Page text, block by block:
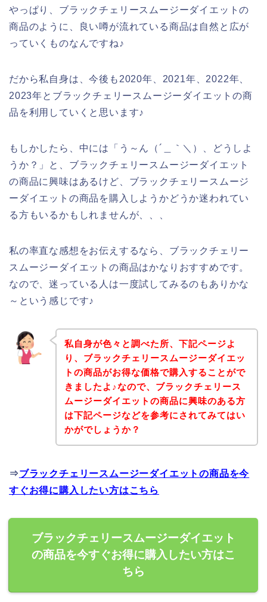
やっぱり、ブラックチェリースムージーダイエットの
商品のように、良い噂が流れている商品は自然と広が
っていくものなんですね♪
だから私自身は、今後も2020年、2021年、2022年、
2023年とブラックチェリースムージーダイエットの商
品を利用していくと思います♪
もしかしたら、中には「う～ん（´＿｀＼）、どうしよ
うか？」と、ブラックチェリースムージーダイエット
の商品に興味はあるけど、ブラックチェリースムージ
ーダイエットの商品を購入しようかどうか迷われてい
る方もいるかもしれませんが、、、
私の率直な感想をお伝えするなら、ブラックチェリー
スムージーダイエットの商品はかなりおすすめです。
なので、迷っている人は一度試してみるのもありかな
～という感じです♪
私自身が色々と調べた所、下記ページよ
り、ブラックチェリースムージーダイエッ
トの商品がお得な価格で購入することがで
きましたよ♪なので、ブラックチェリース
ムージーダイエットの商品に興味のある方
は下記ページなどを参考にされてみてはい
かがでしょうか？
⇒ブラックチェリースムージーダイエットの商品を今
すぐお得に購入したい方はこちら
ブラックチェリースムージーダイエット
の商品を今すぐお得に購入したい方はこ
ちら